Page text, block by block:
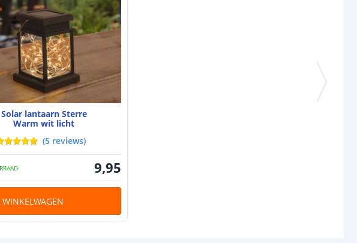
Batterij
Type batterij
Capaciteit
Aantal batterijen
Batterij vervangbaar
Laadtijd
Solar paneel
Type paneel
Solar lantaarn Sterre
Warm wit licht
(5 reviews)
9,95